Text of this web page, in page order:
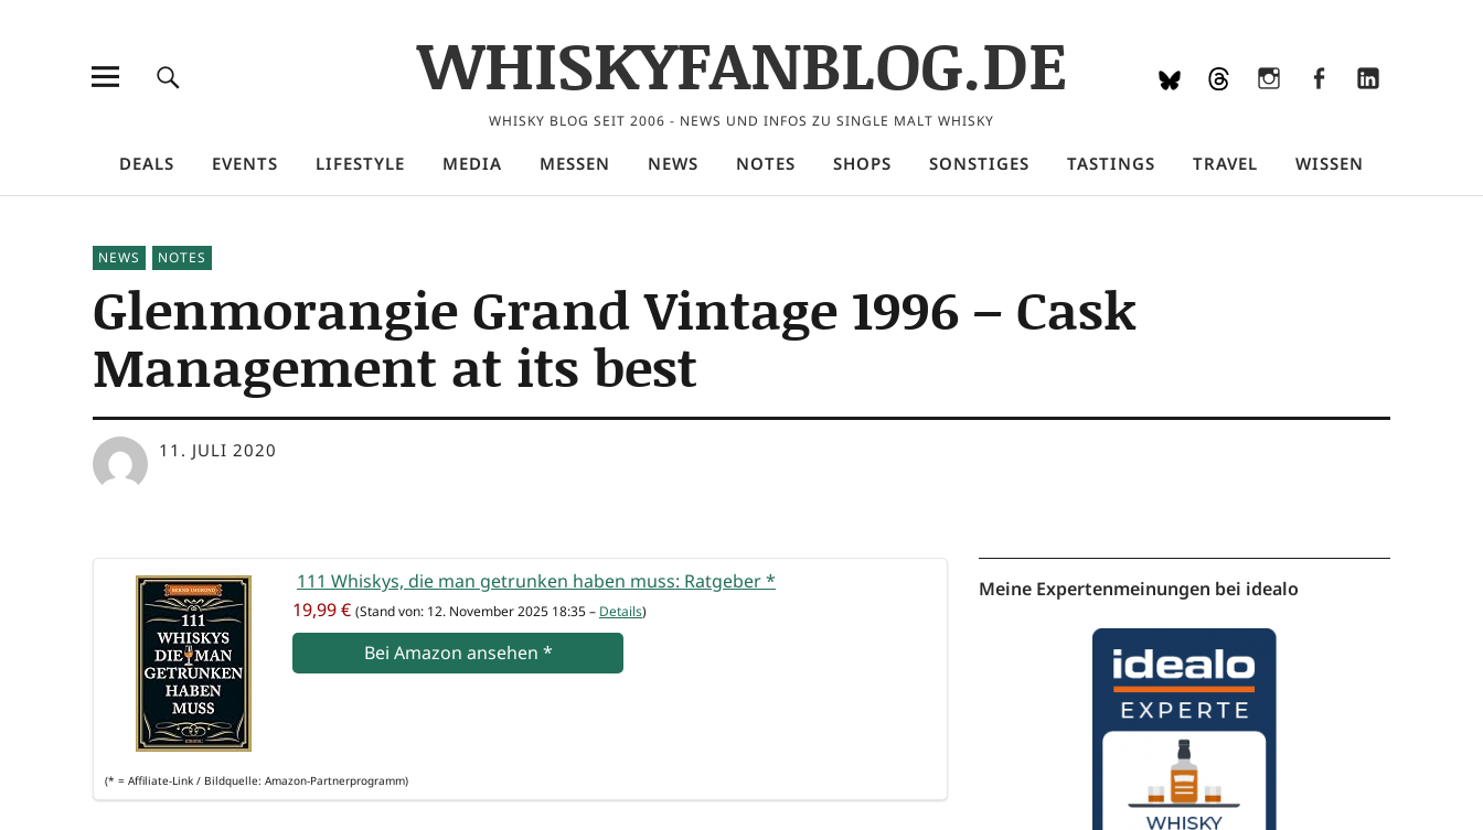
WHISKYFANBLOG.DE
WHISKY BLOG SEIT 2006 - NEWS UND INFOS ZU SINGLE MALT WHISKY
DEALS EVENTS LIFESTYLE MEDIA MESSEN NEWS NOTES SHOPS SONSTIGES TASTINGS TRAVEL WISSEN
NEWS NOTES
Glenmorangie Grand Vintage 1996 – Cask
Management at its best
11. JULI 2020
111 Whis­kys, die man getrun­ken haben muss: Rat­ge­ber*
19,99 € (Stand von: 12. Novem­ber 2025 18:35 – Details)
Bei Ama­zon anse­hen *
(* = Affi­lia­te-Link / Bild­quel­le: Amazon-Partnerprogramm)
Meine Expertenmeinungen bei idealo